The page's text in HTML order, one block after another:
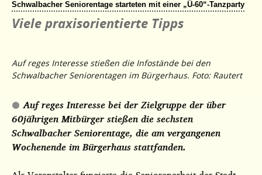
Schwalbacher Seniorentage starteten mit einer „Ü-60“-Tanzparty
Viele praxisorientierte Tipps
Auf reges Interesse stießen die Infostände bei den
Schwalbacher Seniorentagen im Bürgerhaus. Foto: Rautert
Auf reges Interesse bei der Zielgruppe der über
60jährigen Mitbürger stießen die sechsten
Schwalbacher Seniorentage, die am vergangenen
Wochenende im Bürgerhaus stattfanden.